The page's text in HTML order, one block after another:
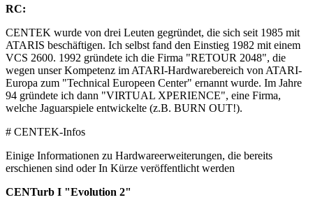
RC:
CENTEK wurde von drei Leuten gegründet, die sich seit 1985 mit
ATARIS beschäftigen. Ich selbst fand den Einstieg 1982 mit einem
VCS 2600. 1992 gründete ich die Firma "RETOUR 2048", die
wegen unser Kompetenz im ATARI-Hardwarebereich von ATARI-
Europa zum "Technical Europeen Center" ernannt wurde. Im Jahre
94 gründete ich dann "VIRTUAL XPERIENCE", eine Firma,
welche Jaguarspiele entwickelte (z.B. BURN OUT!).
# CENTEK-Infos
Einige Informationen zu Hardwareerweiterungen, die bereits
erschienen sind oder In Kürze veröffentlicht werden
CENTurb I "Evolution 2"